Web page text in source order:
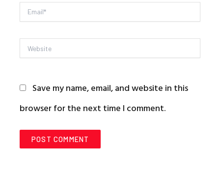
Email*
Website
Save my name, email, and website in this
browser for the next time I comment.